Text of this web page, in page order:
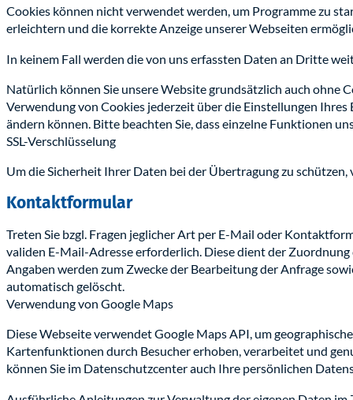
Cookies können nicht verwendet werden, um Programme zu
erleichtern und die korrekte Anzeige unserer Webseiten
In keinem Fall werden die von uns erfassten Daten an Dritte
Natürlich können Sie unsere Website grundsätzlich auch ohne
Verwendung von Cookies jederzeit über die Einstellungen
ändern können. Bitte beachten Sie, dass einzelne Funktionen
SSL-Verschlüsselung
Um die Sicherheit Ihrer Daten bei der Übertragung zu
Kontaktformular
Treten Sie bzgl. Fragen jeglicher Art per E-Mail oder
validen E-Mail-Adresse erforderlich. Diese dient der
Angaben werden zum Zwecke der Bearbeitung der Anfrage
automatisch gelöscht.
Verwendung von Google Maps
Diese Webseite verwendet Google Maps API, um
Kartenfunktionen durch Besucher erhoben, verarbeitet und
können Sie im Datenschutzcenter auch Ihre persönlichen